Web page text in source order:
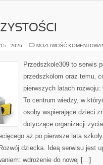
- 2026 MOŻLIWOŚĆ
Przedszkole309 to serwis
przedszkolom oraz temu,
pierwszych latach
To centrum wiedzy, w
osoby wspierające dzieci
dotyczące organizacji
aż po pierwsze lata
dziecka. Ideą serwisu jest
wdrożenie do nowej […]